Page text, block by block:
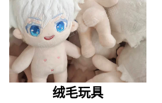
绒毛玩具